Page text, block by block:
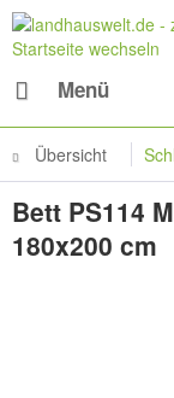
Menü
Übersicht
Bett PS114
180x200 cm